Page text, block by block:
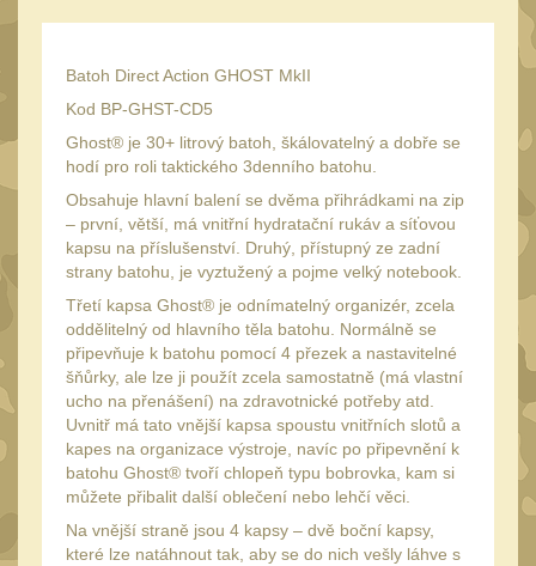
Pouzdra a kapsy na
suchý zip95
Stehenní pouzdra
Pouzdra na svítilny 2
Puzdrá na mapy
Cestovné púzdra
Peněženky 15
Doplňky 377
Ramenní popruhy a
vycpávky 10
Karabiny a přezky 75
Kroužky, šňůrky,
koncovky
Batoh Direct Action GHOST MkII
Kod BP-GHST-CD5
Ghost® je 30+ litrový batoh, škálovatelný a dobře se
hodí pro roli taktického 3denního batohu.
Obsahuje hlavní balení se dvěma přihrádkami na zip
– první, větší, má vnitřní hydratační rukáv a síťovou
kapsu na příslušenství. Druhý, přístupný ze zadní
strany batohu, je vyztužený a pojme velký notebook.
Třetí kapsa Ghost® je odnímatelný organizér, zcela
oddělitelný od hlavního těla batohu. Normálně se
připevňuje k batohu pomocí 4 přezek a nastavitelné
šňůrky, ale lze ji použít zcela samostatně (má vlastní
ucho na přenášení) na zdravotnické potřeby atd.
Uvnitř má tato vnější kapsa spoustu vnitřních slotů a
kapes na organizace výstroje, navíc po připevnění k
batohu Ghost® tvoří chlopeň typu bobrovka, kam si
můžete přibalit další oblečení nebo lehčí věci.
Na vnější straně jsou 4 kapsy – dvě boční kapsy,
které lze natáhnout tak, aby se do nich vešly láhve s